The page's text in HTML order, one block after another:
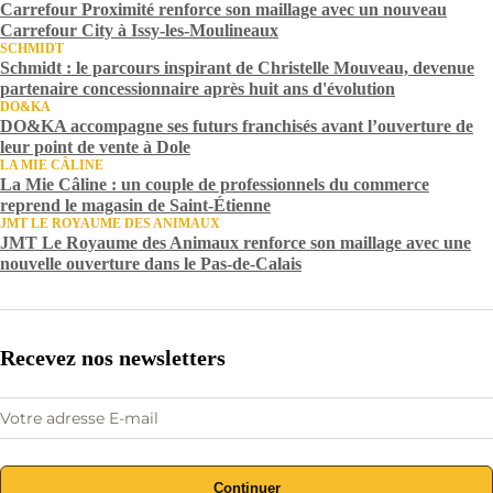
Carrefour Proximité renforce son maillage avec un nouveau
Carrefour City à Issy-les-Moulineaux
SCHMIDT
Schmidt : le parcours inspirant de Christelle Mouveau, devenue
partenaire concessionnaire après huit ans d'évolution
DO&KA
DO&KA accompagne ses futurs franchisés avant l’ouverture de
leur point de vente à Dole
LA MIE CÂLINE
La Mie Câline : un couple de professionnels du commerce
reprend le magasin de Saint-Étienne
JMT LE ROYAUME DES ANIMAUX
JMT Le Royaume des Animaux renforce son maillage avec une
nouvelle ouverture dans le Pas-de-Calais
Recevez nos newsletters
Continuer